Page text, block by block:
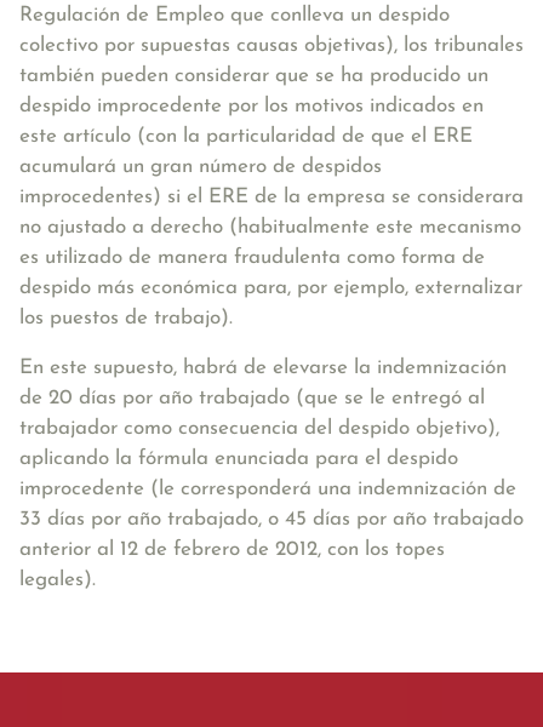
Regulación de Empleo que conlleva un despido
colectivo por supuestas causas objetivas), los tribunales
también pueden considerar que se ha producido un
despido improcedente por los motivos indicados en
este artículo (con la particularidad de que el ERE
acumulará un gran número de despidos
improcedentes) si el ERE de la empresa se considerara
no ajustado a derecho (habitualmente este mecanismo
es utilizado de manera fraudulenta como forma de
despido más económica para, por ejemplo, externalizar
los puestos de trabajo).
En este supuesto, habrá de elevarse la indemnización
de 20 días por año trabajado (que se le entregó al
trabajador como consecuencia del despido objetivo),
aplicando la fórmula enunciada para el despido
improcedente (le corresponderá una indemnización de
33 días por año trabajado, o 45 días por año trabajado
anterior al 12 de febrero de 2012, con los topes
legales).